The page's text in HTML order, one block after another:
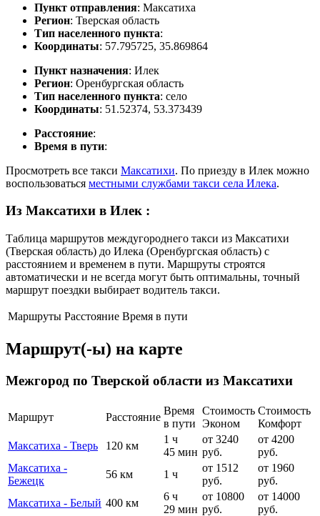
Пункт отправления: Максатиха
Регион: Тверская область
Тип населенного пункта:
Координаты: 57.795725, 35.869864
Пункт назначения: Илек
Регион: Оренбургская область
Тип населенного пункта: село
Координаты: 51.52374, 53.373439
Расстояние:
Время в пути:
Просмотреть все такси Максатихи. По приезду в Илек можно
воспользоваться местными службами такси села Илека.
Из Максатихи в Илек :
Таблица маршрутов междугороднего такси из Максатихи
(Тверская область) до Илека (Оренбургская область) с
расстоянием и временем в пути. Маршруты строятся
автоматически и не всегда могут быть оптимальны, точный
маршрут поездки выбирает водитель такси.
Маршруты Расстояние Время в пути
Маршрут(-ы) на карте
Межгород по Тверской области из Максатихи
Маршрут Расстояние
Время
в пути
Стоимость
Эконом
Стоимость
Комфорт
Максатиха - Тверь
120 км
1 ч
45 мин
от 3240
руб.
от 4200
руб.
Максатиха -
Бежецк
56 км 1 ч
от 1512
руб.
от 1960
руб.
Максатиха - Белый 400 км
6 ч
29 мин
от 10800
руб.
от 14000
руб.